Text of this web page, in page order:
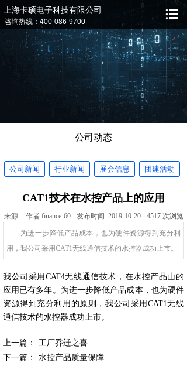
公司动态
公司新闻 行业新闻 展会信息 团建活动
CAT1技术在水控产品上的应用
来源: 作者:finance-60 发布时间: 2019-10-20 4517 次浏览
为进一步降低产品成本，也为硬件资源得到充分利
用，我公司采用CAT1无线通信技术的水控器成功上市。
我公司采用CAT4无线通信技术，在水控产品山的
应用已有多年。为进一步降低产品成本，也为硬件
资源得到充分利用的原则，我公司采用CAT1无线
通信技术的水控器成功上市。
上一篇：
工厂乔迁之喜
下一篇：
水控产品质量保障
咨询热线：400-086-9700
上海卡硕电子科技有限公司